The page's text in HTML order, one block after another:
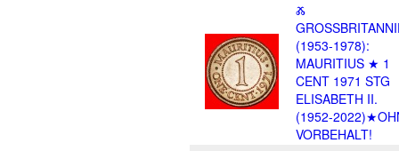
Ⰶ
(1953-1978):
MAURITIUS ★ 1
CENT 1971 STG
ELISABETH II.
(1952-
VORBEHALT!